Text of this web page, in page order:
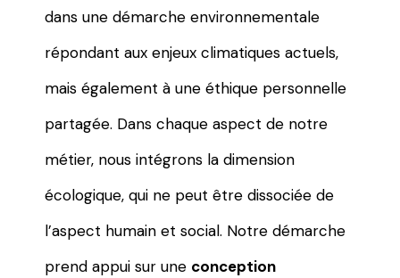
dans une démarche environnementale
répondant aux enjeux climatiques actuels,
mais également à une éthique personnelle
partagée. Dans chaque aspect de notre
métier, nous intégrons la dimension
écologique, qui ne peut être dissociée de
l’aspect humain et social. Notre démarche
prend appui sur une conception